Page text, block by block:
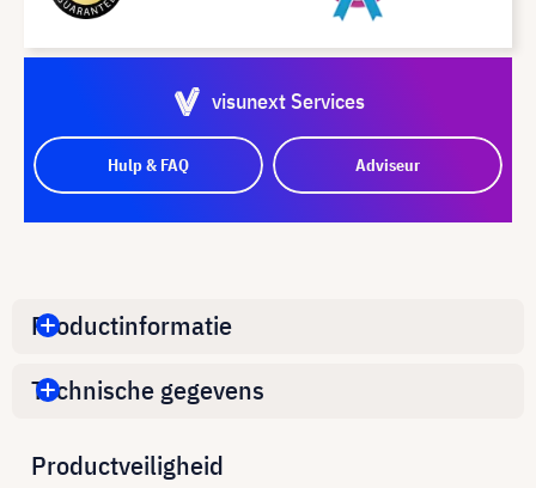
visunext Services
Hulp & FAQ Adviseur
Productinformatie
Technische gegevens
Productveiligheid